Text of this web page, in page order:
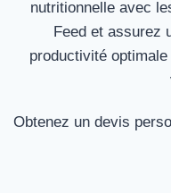
nutritionnelle avec
Feed et assurez
productivité
Obtenez un devis